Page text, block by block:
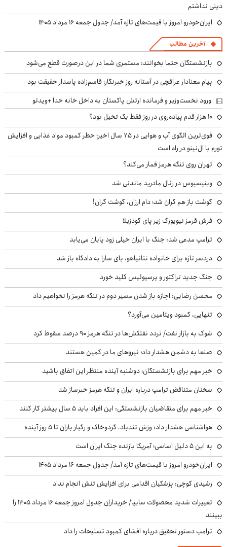
دینی نداشتم
ایران‌خودرو امروز با قیمت‌های تازه آمد/ جدول جمعه ۱۶ مرداد ۱۴۰۵
آخرین مطالب
بازنشستگان حتما بخوانند: مستمری شما در این درصورت قطع می‌شود
پیام معنادار عراقچی در آستانه روز خبرنگار؛ قاسم‌زاده پاسدار حقیقت بود
ورود نخست‌وزیر و فرمانده ارتش پاکستان به داخل خانه خدا +ویدئو
۱۰ هزار قدم پیاده‌روی در روز فقط یک تخیل بود؟
قوی‌ترین الگوی آب و هوایی در ۷۵ سال اخیر؛ خطر کمبود مواد غذایی و افزایش
تورم با ال‌نینو در راه است
تهران روی تنگه هرمز قمار می‌کند؟
وینیسیوس در رئال مادرید ماندنی شد
گوشت باز هم گران شد؛ دام ارزان، گوشت گران!
فرش قرمز نیویورک زیر پای گودزیلا
ترامپ مدعی شد: جنگ با ایران خیلی زود پایان می‌یابد
دردسر تازه برای خانواده نتانیاهو، پای سارا به دادگاه باز شد
جنگ جدید تراکتور و پرسپولیس کلید خورد
محسن رضایی: اجازه باز شدن مسیر دوم در تنگه هرمز را نخواهیم داد
تنهایی، کمبود ویتامین می‌آورد؟
شوک به بازار نفت/ تردد نفتکش‌ها در تنگه هرمز ۹۰ درصد سقوط کرد
صنعا به دشمن هشدار داد؛ نیروهای ما در کمین هستند
خبر مهم برای بازنشستگان؛ دوشنبه آینده منتظر این اتفاق باشید
سخنان متناقض ترامپ درباره ایران و تنگه هرمز خبرساز شد
خبر مهم برای متقاضیان بازنشستگی: این افراد باید ۵ سال بیشتر کار کنند
هواشناسی هشدار داد: وزش تندباد، گردوخاک و رگبار باران تا ۵ روز آینده
به این ۵ دلیل اساسی؛ آمریکا بازنده جنگ ایران است
ایران‌خودرو امروز با قیمت‌های تازه آمد/ جدول جمعه ۱۶ مرداد ۱۴۰۵
رشیدی کوچی: پزشکیان اقدامی برای افزایش تنش انجام نداد
تغییرات شدید محصولات سایپا/ خریداران جدول امروز جمعه ۱۶ مرداد ۱۴۰۵ را
ببینند
ترامپ دستور تحقیق درباره افشای کمبود تسلیحات را داد